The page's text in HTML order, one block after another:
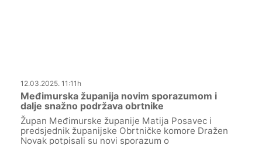
12.03.2025. 11:11h
Međimurska županija novim sporazumom i
dalje snažno podržava obrtnike
Župan Međimurske županije Matija Posavec i
predsjednik županijske Obrtničke komore Dražen
Novak potpisali su novi sporazum o